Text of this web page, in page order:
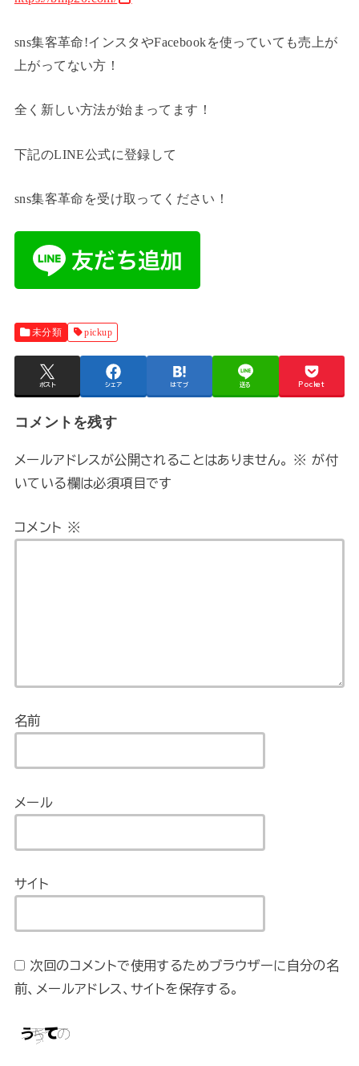
sns集客革命!インスタやFacebookを使っていても売上が
上がってない方！
全く新しい方法が始まってます！
下記のLINE公式に登録して
sns集客革命を受け取ってください！
未分類 pickup
ポスト シェア はてブ 送る Pocket
コメントを残す
メールアドレスが公開されることはありません。 ※ が付
いている欄は必須項目です
コメント ※
名前
メール
サイト
次回のコメントで使用するためブラウザーに自分の名
前、メールアドレス、サイトを保存する。